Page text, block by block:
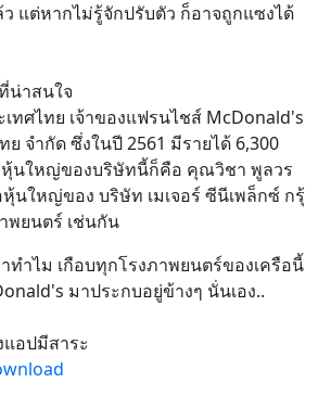
แต่หากไม่รู้จักปรับตัว ก็อาจถูกแซงได้
น่าสนใจ
ทศไทย เจ้าของแฟรนไชส์ McDonald's
จำกัด ซึ่งในปี 2561 มีรายได้ 6,300
นใหญ่ของบริษัทนี้ก็คือ คุณวิชา พูลวร
นใหญ่ของ บริษัท เมเจอร์ ซีนีเพล็กซ์ กรุ้
พยนตร์ เช่นกัน
ทำไม เกือบทุกโรงภาพยนตร์ของเครือนี้
มาประกบอยู่ข้างๆ นั่นเอง..
อปมีสาระ